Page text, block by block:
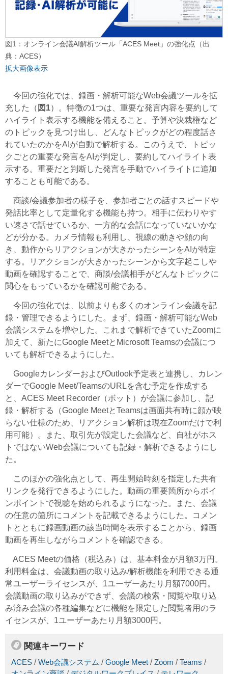
図1：オンライン会議AI解析ツール「ACES Meet」の強化点（出
典：ACES）
拡大画像表示
今回の強化では、録画・解析可能なWeb会議ツールを拡
充した（ 図1）。特徴の1つは、重要な発言内容を要約して
ハイライト表示する機能を備えること。予算や決裁権など
のトピックを見つけ出し、どんなトピックがどの程度話さ
れていたのかをAIが自動で解析する。このうえで、トピッ
クごとの重要な発言をAIが判定し、要約してハイライト表
示する。重要だと判断した発言を手動でハイライトに追加
することも可能である。
商談/会議参加者の様子を、参加者ごとの話すスピードや
発話比率として定量化する機能も持つ。相手に伝わりやす
い速さで話せているか、一方的な会話になっていないかな
どが分かる。カメラ情報も利用し、視線の動きや顔の向
き、動作からリアクションが大きかったシーンをAIが特定
する。リアクションが大きかったシーンから文字起こしや
動画を確認することで、商談/会議相手がどんなトピックに
関心をもっているかを確認可能である。
今回の強化では、以前よりも多くのオンライン会議を記
録・管理できるようにした。まず、録画・解析可能なWeb
会議システムを増やした。これまで解析できていたZoomに
加えて、新たにGoogle MeetとMicrosoft Teamsの会議につ
いても解析できるようにした。
GoogleカレンダーおよびOutlook予定表と連携し、カレン
ダーでGoogle Meet/TeamsのURLを含む予定を作成する
と、ACES Meet Recorder（ボット）が会議に参加し、記
録・解析する（Google MeetとTeamsは画面共有時に顔が映
らない仕様のため、リアクション解析は現在Zoomだけで利
用可能）。また、取引先が設定した会議など、自社がホス
トではないWeb会議についても記録・解析できるようにし
た。
このほかの強化点として、再生開始時刻を指定した共有
リンクを発行できるようにした。動画の重要箇所からポイ
ンポイントで視聴を始められるようになった。また、会議
の任意の箇所にコメントを記載できるようにした。コメン
トとともに録画動画の該当時間を表示することから、録画
動画を再生しながらコメントを確認できる。
ACES Meetの価格（税込み）は、基本料金が月額3万円。
利用料金は、会議動画の取り込み/解析機能を利用できる通
常ユーザーライセンスが、1ユーザーあたり月額7000円。
会議動画の取り込みができず、会議の検索・閲覧や取り込
み済み会議の各種編集などに機能を限定した閲覧者用のラ
イセンスが、1ユーザーあたり月額3000円。
関連キーワード
ACES / Web会議システム / Google Meet / Zoom / Teams /